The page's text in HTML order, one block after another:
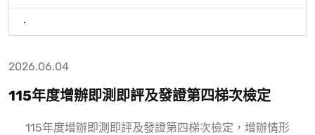
.
2026.06.04
115年度增辦即測即評及發證第四梯次檢定
115年度增辦即測即評及發證第四梯次檢定，增辦情形